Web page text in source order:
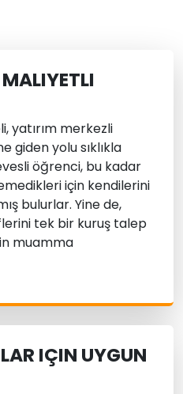
yatırım merkezli
yolu sıklıkla
öğrenci, bu kadar
için kendilerini
bulurlar. Yine de,
tek bir kuruş talep
muamma
IÇIN UYGUN